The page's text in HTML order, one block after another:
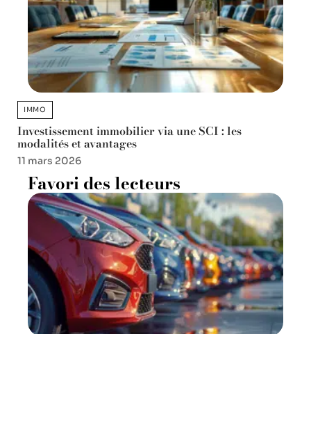
IMMO
Investissement immobilier via une SCI : les
modalités et avantages
11 mars 2026
Favori des lecteurs